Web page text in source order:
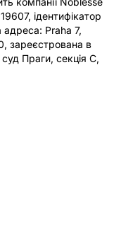
ідентифікатор
Praha 7,
зареєстрована в
Праги, секція C,